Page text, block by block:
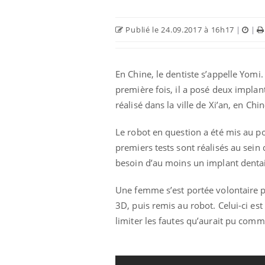
Publié le 24.09.2017 à 16h17 | |
En Chine, le dentiste s’appelle
première fois, il a posé deux
réalisé dans la ville de Xi’an, en
Le robot en question a été mis au
premiers tests sont réalisés au
besoin d’au moins un implant
Une femme s’est portée
3D, puis remis au robot. Celui-ci
limiter les fautes qu’aurait pu